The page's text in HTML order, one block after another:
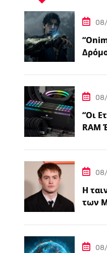
“Οι
RAM
για
Η
των
τον